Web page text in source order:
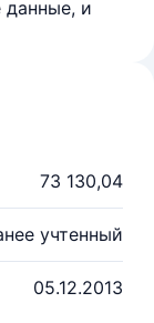
данные, и
73 130,04
учтенный
05.12.2013